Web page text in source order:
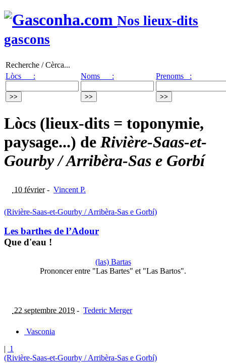
Nos lieux-dits
gascons
Recherche / Cèrca...
Lòcs :
Noms : Prenoms :
Lòcs (lieux-dits = toponymie,
paysage...) de Rivière-Saas-et-
Gourby / Arribèra-Sas e Gorbí
10 février- Vincent P.
(Rivière-Saas-et-Gourby / Arribèra-Sas e Gorbí)
Les barthes de l’Adour
Que d'eau !
(las) Bartas
Prononcer entre "Las Bartes" et "Las Bartos".
22 septembre 2019 - Tederic Merger
Vasconia
| 1
(Rivière-Saas-et-Gourby / Arribèra-Sas e Gorbí)